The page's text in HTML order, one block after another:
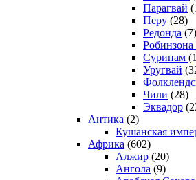
Парагвай
Перу (28)
Редонда (7)
Робинзона
Суринам
Уругвай
Чили (28)
Эквадор
Антика (2)
Кушанская
Африка (602)
Алжир (20)
Ангола (9)